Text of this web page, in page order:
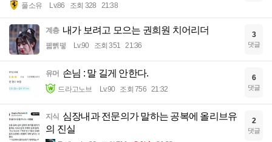
풀소유 Lv.86 조회 328 21:38
계층 내가 보려고 모으는 권희원 치어리더
꿻뻵뗗 Lv.90 조회 351 21:36
3
댓글
유머 손님 : 말 길게 안한다.
드라고노브 Lv.90 조회 756 21:32
6
댓글
지식 심장내과 전문의가 말하는 공복에 올리브유
의 진실
2
댓글